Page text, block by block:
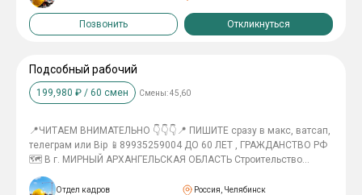
слаботочка) 150тр в месяц 👷‍♂️ГИПСОКАРТОНЩИК 140тр в месяц
👷‍♂️ПОДСОБНЫЙ РАБОЧИЙ 110тр в месяц 👷‍♂️МОНТАЖНИК МК И
ЖБК 140тр в месяц 👷‍♂️СВАРЩИК МК И ТРУБЫ 180тр в месяц
_________________ Проживание в общежитии 2х разовое питание
Спец одежду выдаем Билет купим Трудоустройство
официальное __________________ ПРОВЕРКА СЛУЖБЫ
Позвонить Откликнуться
Подсобный рабочий
199,980 ₽ / 60 смен Смены:45,60
📍ЧИТАЕМ ВНИМАТЕЛЬНО 👇👇👇📍 ПИШИТЕ сразу в макс, ватсап,
телеграм или Bip 📱89935259004 ДО 60 ЛЕТ , ГРАЖДАНСТВО РФ
🗺 В г. МИРНЫЙ АРХАНГЕЛЬСКАЯ ОБЛАСТЬ Строительство
жилых домов и сооружений 💰 зп 100тр в месяц ________________ В
А Х Т А 45/15, 60/30 _________________ Проживание 2х разовоеОтдел кадров Россия, Челябинск